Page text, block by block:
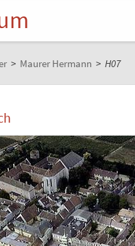
> Maurer Hermann > H07